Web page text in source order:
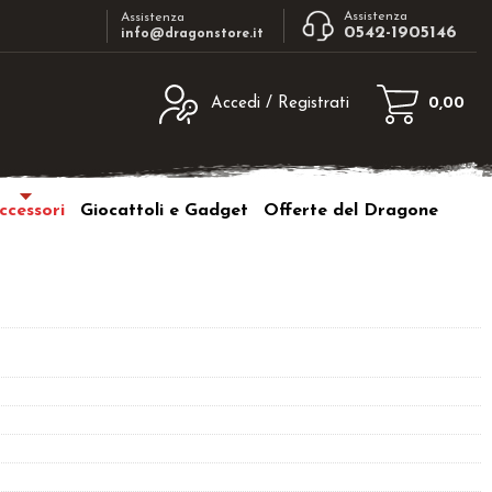
Assistenza
info@dragonstore.it
Assistenza
0542-1905146
Accedi / Registrati
inserisci il nome
e poi clicca sul
sito clicca sul pulsante "Registrati"
0,00
Giocattoli e Gadget Offerte del Dragone